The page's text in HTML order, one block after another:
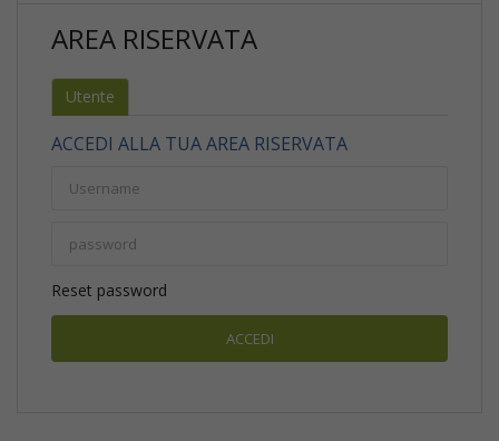
AREA RISERVATA
Utente
ACCEDI ALLA TUA AREA RISERVATA
Reset password